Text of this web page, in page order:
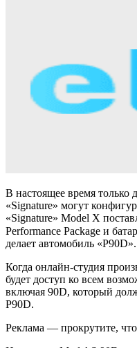
В настоящее время только
«Signature» могут
«Signature» Model X
Performance Package и
делает автомобиль «P90D».
Когда онлайн-студия
будет доступ ко всем
включая 90D, который
P90D.
Реклама — прокрутите,